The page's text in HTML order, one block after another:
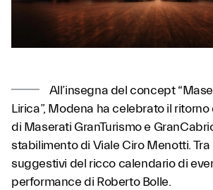
All’insegna del concept
Lirica”, Modena ha celebrato il
di Maserati GranTurismo e
stabilimento di Viale Ciro Menotti.
suggestivi del ricco calendario di
performance di Roberto Bolle.